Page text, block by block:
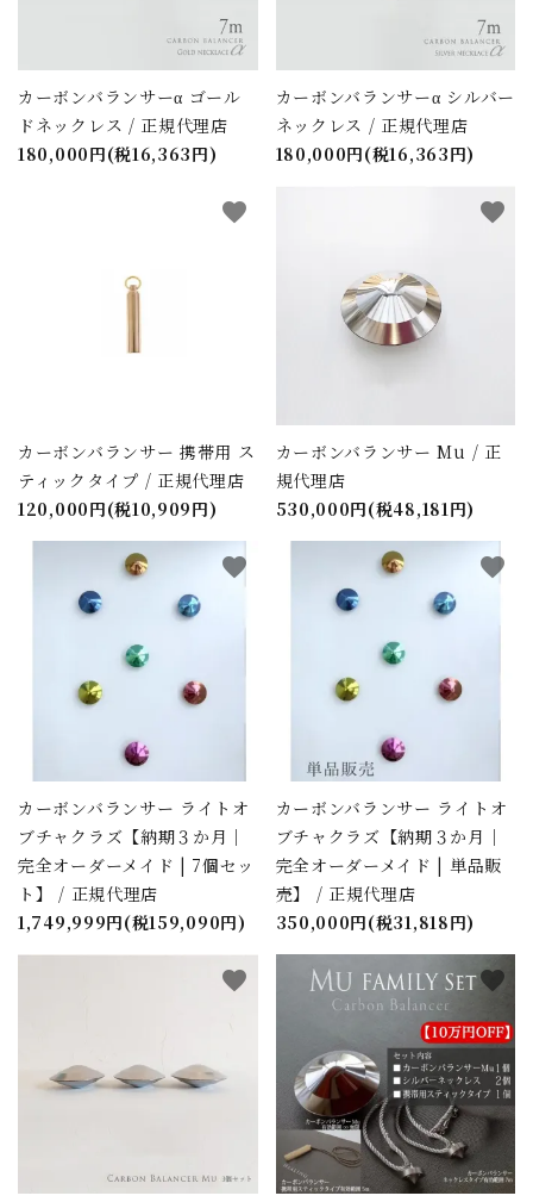
カーボンバランサーα ゴール
ドネックレス / 正規代理店
180,000円(税16,363円)
カーボンバランサーα シルバー
ネックレス / 正規代理店
180,000円(税16,363円)
カーボンバランサー 携帯用 ス
ティックタイプ / 正規代理店
120,000円(税10,909円)
favorite
カーボンバランサー Mu / 正
規代理店
530,000円(税48,181円)
favorite
カーボンバランサー ライトオ
ブチャクラズ【納期３か月｜
完全オーダーメイド | 7個セッ
ト】 / 正規代理店
1,749,999円(税159,090円)
favorite
カーボンバランサー ライトオ
ブチャクラズ【納期３か月｜
完全オーダーメイド | 単品販
売】 / 正規代理店
350,000円(税31,818円)
favorite
favorite favorite
キーワード
カテゴリー